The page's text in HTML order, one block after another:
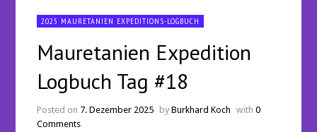
2025 MAURETANIEN EXPEDITIONS-LOGBUCH
Mauretanien Expedition
Logbuch Tag #18
Posted on 7. Dezember 2025 byBurkhard Koch with0
Comments